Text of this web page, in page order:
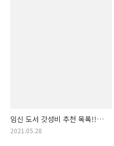
임신 도서 갓성비 추천 목록!!
가격순 임신도서 (산모 도서,
2021.05.28